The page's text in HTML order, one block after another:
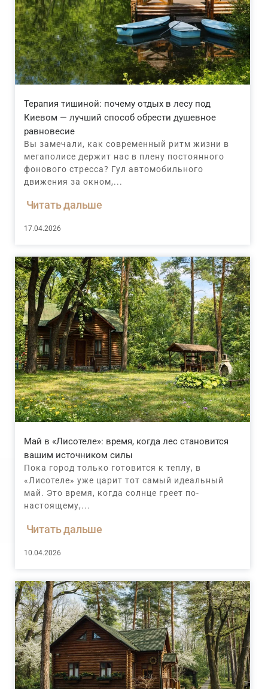
Терапия тишиной: почему отдых в лесу под
Киевом — лучший способ обрести душевное
равновесие
Вы замечали, как современный ритм жизни в
мегаполисе держит нас в плену постоянного
фонового стресса? Гул автомобильного
движения за окном,...
Читать дальше
17.04.2026
Май в «Лисотеле»: время, когда лес становится
вашим источником силы
Пока город только готовится к теплу, в
«Лисотеле» уже царит тот самый идеальный
май. Это время, когда солнце греет по-
настоящему,...
Читать дальше
10.04.2026